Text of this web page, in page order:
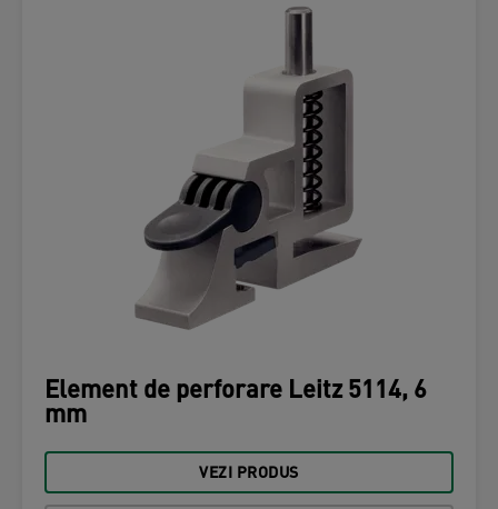
Element de perforare Leitz 5114, 6
mm
VEZI PRODUS